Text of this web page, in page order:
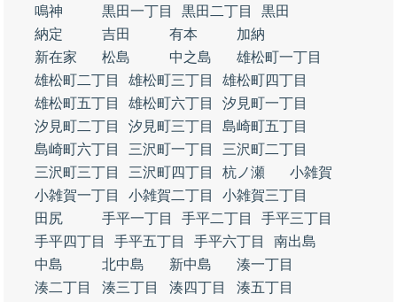
鳴神
黒田一丁目 黒田二丁目
黒田
納定
吉田 有本
加納
新在家
松島 中之島
雄松町一丁目
雄松町二丁目
雄松町三丁目
雄松町四丁目
雄松町五丁目
雄松町六丁目
汐見町一丁目
汐見町二丁目
汐見町三丁目
島崎町五丁目
島崎町六丁目
三沢町一丁目
三沢町二丁目
三沢町三丁目
三沢町四丁目 杭ノ瀬
小雑賀
小雑賀一丁目
小雑賀二丁目
小雑賀三丁目
田尻
手平一丁目 手平二丁目
手平三丁目
手平四丁目
手平五丁目 手平六丁目
南出島
中島
北中島 新中島
湊一丁目
湊二丁目
湊三丁目 湊四丁目
湊五丁目